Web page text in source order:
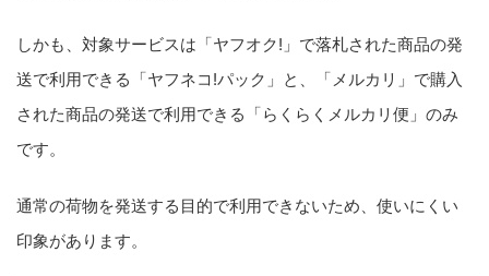
しかも、対象サービスは「ヤフオク!」で落札された商品の発
送で利用できる「ヤフネコ!パック」と、「メルカリ」で購入
された商品の発送で利用できる「らくらくメルカリ便」のみ
です。
通常の荷物を発送する目的で利用できないため、使いにくい
印象があります。